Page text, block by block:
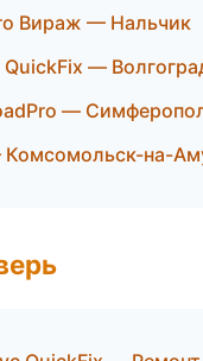
Вираж — Нальчик
—
—
на-